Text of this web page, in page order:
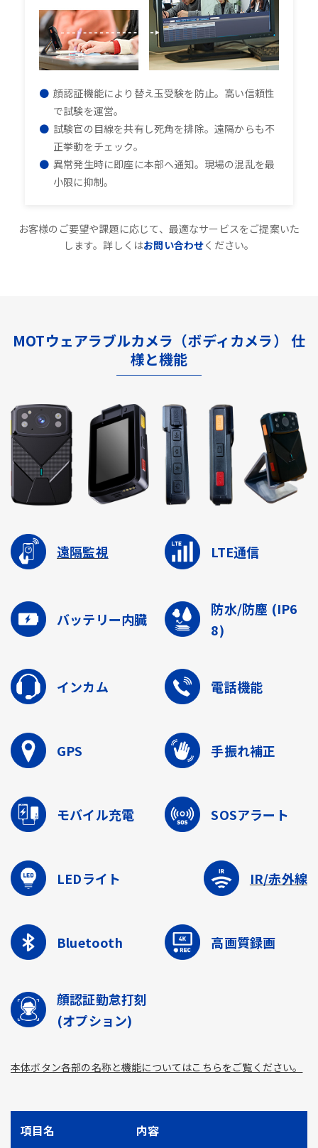
顔認証機能により替え玉受験を防止。高い信頼性
で試験を運営。
試験官の目線を共有し死角を排除。遠隔からも不
正挙動をチェック。
異常発生時に即座に本部へ通知。現場の混乱を最
小限に抑制。
お客様のご要望や課題に応じて、最適なサービスをご提案いた
します。詳しくはお問い合わせください。
MOTウェアラブルカメラ（ボディカメラ） 仕
様と機能
遠隔監視 LTE通信
バッテリー内臓
防水/防塵 (IP6
8)
インカム 電話機能
GPS 手振れ補正
モバイル充電 SOSアラート
LEDライト IR/赤外線
Bluetooth 高画質録画
顔認証勤怠打刻
(オプション)
本体ボタン各部の名称と機能についてはこちらをご覧ください。
項目名 内容